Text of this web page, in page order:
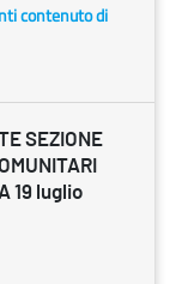
contenuto di
SEZIONE
19 luglio